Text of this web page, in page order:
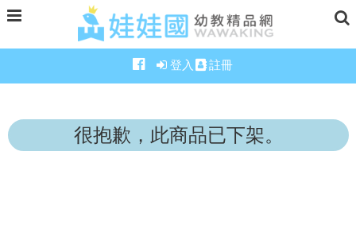
登入 註冊
很抱歉，此商品已下架。